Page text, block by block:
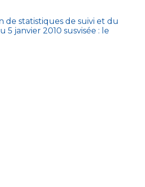
de statistiques de suivi et du
janvier 2010 susvisée : le